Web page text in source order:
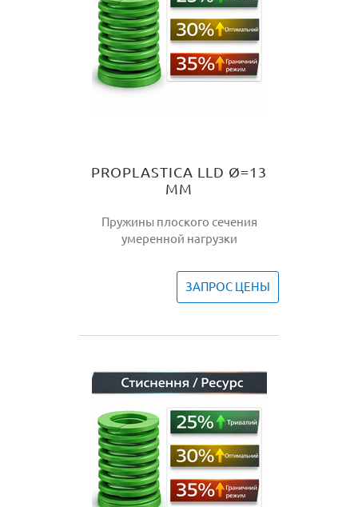
PROPLASTICA LLD Ø=13
ММ
Пружины плоского сечения
умеренной нагрузки
ЗАПРОС ЦЕНЫ